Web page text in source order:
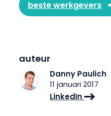
beste werkgevers
auteur
Danny Paulich
11 januari 2017
LinkedIn